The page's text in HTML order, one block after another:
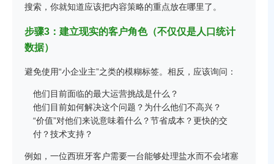
搜索，你就知道应该把内容策略的重点放在哪里了。
步骤3：建立现实的客户角色（不仅仅是人口统计
数据）
避免使用“小企业主”之类的模糊标签。相反，应该询问：
他们目前面临的最大运营挑战是什么？
他们目前如何解决这个问题？为什么他们不高兴？
“价值”对他们来说意味着什么？节省成本？更快的交
付？技术支持？
例如，一位西班牙客户需要一台能够处理盐水而不会堵塞